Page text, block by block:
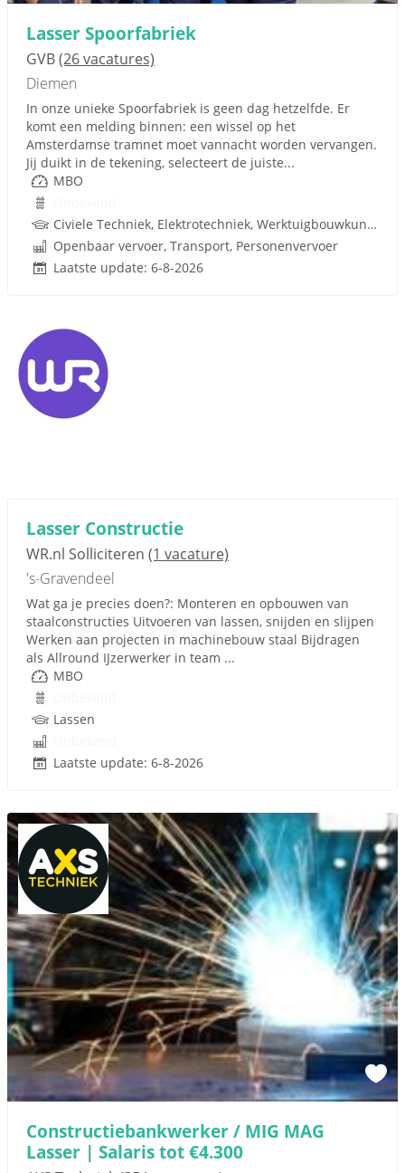
Lasser Spoorfabriek
GVB(26 vacatures)
Diemen
In onze unieke Spoorfabriek is geen dag hetzelfde. Er
komt een melding binnen: een wissel op het
Amsterdamse tramnet moet vannacht worden vervangen.
Jij duikt in de tekening, selecteert de juiste...
MBO
Civiele Techniek, Elektrotechniek, Werktuigbouwkunde, Lassen, Techniek, Rijbewijs
Openbaar vervoer, Transport, Personenvervoer
Laatste update: 6-8-2026
Lasser Constructie
WR.nl Solliciteren (1 vacature)
's-Gravendeel
Wat ga je precies doen?: Monteren en opbouwen van
staalconstructies Uitvoeren van lassen, snijden en slijpen
Werken aan projecten in machinebouw staal Bijdragen
als Allround IJzerwerker in team ...
MBO
Lassen
Laatste update: 6-8-2026
Constructiebankwerker / MIG MAG
Lasser | Salaris tot €4.300